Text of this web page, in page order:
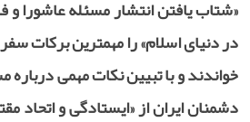
«شتاب یافتن انتشار مسئله عاشورا
در دنیای اسلام» را مهمترین برکات
خواندند و با تبیین نکات مهمی
دشمنان ایران از «ایستادگی و اتحاد